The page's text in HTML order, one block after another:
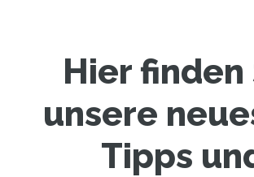
Hier finden
unsere
Tipps